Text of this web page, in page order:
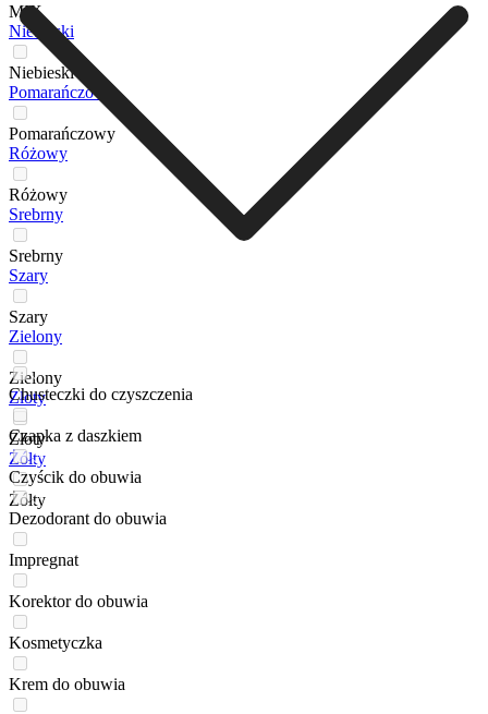
MIX
Niebieski
Niebieski
Pomarańczowy
Pomarańczowy
Różowy
Różowy
Srebrny
Srebrny
Szary
Szary
Zielony
Zielony
Złoty
Złoty
Żółty
Żółty
Chusteczki do czyszczenia
Czapka z daszkiem
Czyścik do obuwia
Dezodorant do obuwia
Impregnat
Korektor do obuwia
Kosmetyczka
Krem do obuwia